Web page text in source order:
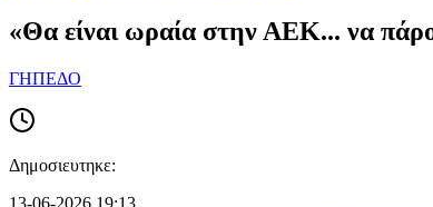
«Θα είναι ωραία στην ΑΕΚ... να
ΓΗΠΕΔΟ
Δημοσιευτηκε: